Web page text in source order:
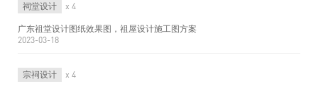
祠堂设计 x 4
广东祖堂设计图纸效果图，祖屋设计施工图方案
2023-03-18
宗祠设计 x 4